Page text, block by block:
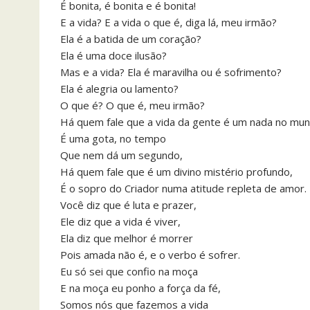
É bonita, é bonita e é bonita!
E a vida? E a vida o que é, diga lá, meu irmão?
Ela é a batida de um coração?
Ela é uma doce ilusão?
Mas e a vida? Ela é maravilha ou é sofrimento?
Ela é alegria ou lamento?
O que é? O que é, meu irmão?
Há quem fale que a vida da gente é um nada no
É uma gota, no tempo
Que nem dá um segundo,
Há quem fale que é um divino mistério profundo,
É o sopro do Criador numa atitude repleta de amor.
Você diz que é luta e prazer,
Ele diz que a vida é viver,
Ela diz que melhor é morrer
Pois amada não é, e o verbo é sofrer.
Eu só sei que confio na moça
E na moça eu ponho a força da fé,
Somos nós que fazemos a vida